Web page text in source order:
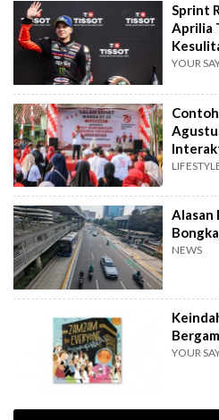
Sprint
Aprilia
YOUR
Tingkat
Alasan
NEWS
YOUR